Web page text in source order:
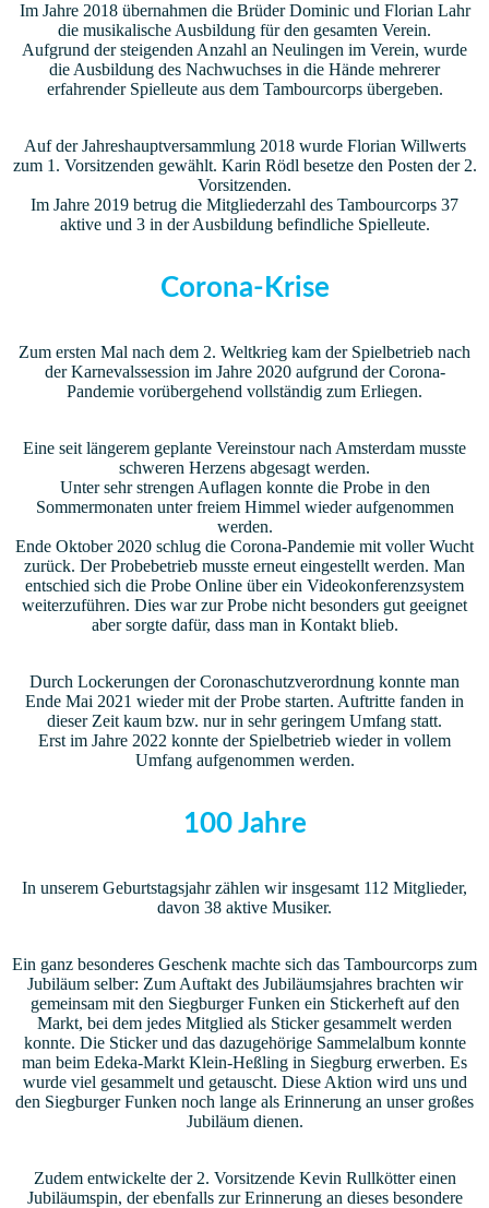
Im Jahre 2018 übernahmen die Brüder Dominic und Florian Lahr
die musikalische Ausbildung für den gesamten Verein.
Aufgrund der steigenden Anzahl an Neulingen im Verein, wurde
die Ausbildung des Nachwuchses in die Hände mehrerer
erfahrender Spielleute aus dem Tambourcorps übergeben.
Auf der Jahreshauptversammlung 2018 wurde Florian Willwerts
zum 1. Vorsitzenden gewählt. Karin Rödl besetze den Posten der 2.
Vorsitzenden.
Im Jahre 2019 betrug die Mitgliederzahl des Tambourcorps 37
aktive und 3 in der Ausbildung befindliche Spielleute.
Corona-Krise
Zum ersten Mal nach dem 2. Weltkrieg kam der Spielbetrieb nach
der Karnevalssession im Jahre 2020 aufgrund der Corona-
Pandemie vorübergehend vollständig zum Erliegen.
Eine seit längerem geplante Vereinstour nach Amsterdam musste
schweren Herzens abgesagt werden.
Unter sehr strengen Auflagen konnte die Probe in den
Sommermonaten unter freiem Himmel wieder aufgenommen
werden.
Ende Oktober 2020 schlug die Corona-Pandemie mit voller Wucht
zurück. Der Probebetrieb musste erneut eingestellt werden. Man
entschied sich die Probe Online über ein Videokonferenzsystem
weiterzuführen. Dies war zur Probe nicht besonders gut geeignet
aber sorgte dafür, dass man in Kontakt blieb.
Durch Lockerungen der Coronaschutzverordnung konnte man
Ende Mai 2021 wieder mit der Probe starten. Auftritte fanden in
dieser Zeit kaum bzw. nur in sehr geringem Umfang statt.
Erst im Jahre 2022 konnte der Spielbetrieb wieder in vollem
Umfang aufgenommen werden.
100 Jahre
In unserem Geburtstagsjahr zählen wir insgesamt 112 Mitglieder,
davon 38 aktive Musiker.
Ein ganz besonderes Geschenk machte sich das Tambourcorps zum
Jubiläum selber: Zum Auftakt des Jubiläumsjahres brachten wir
gemeinsam mit den Siegburger Funken ein Stickerheft auf den
Markt, bei dem jedes Mitglied als Sticker gesammelt werden
konnte. Die Sticker und das dazugehörige Sammelalbum konnte
man beim Edeka-Markt Klein-Heßling in Siegburg erwerben. Es
wurde viel gesammelt und getauscht. Diese Aktion wird uns und
den Siegburger Funken noch lange als Erinnerung an unser großes
Jubiläum dienen.
Zudem entwickelte der 2. Vorsitzende Kevin Rullkötter einen
Jubiläumspin, der ebenfalls zur Erinnerung an dieses besondere